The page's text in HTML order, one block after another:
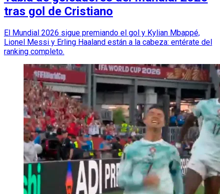
tras gol de Cristiano
El Mundial 2026 sigue premiando el gol y Kylian Mbappé,
Lionel Messi y Erling Haaland están a la cabeza: entérate del
ranking completo.